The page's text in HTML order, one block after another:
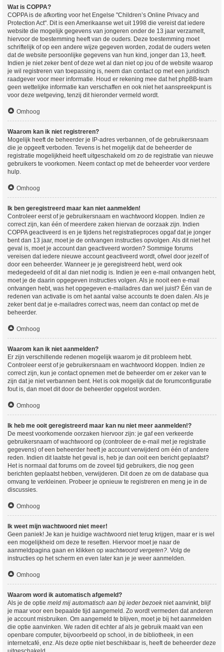
Wat is COPPA?
COPPA is de afkorting voor het Engelse "Children’s Online Privacy and
Protection Act". Dit is een Amerikaanse wet uit 1998 die vereist dat iedere
website die mogelijk gegevens van jongeren onder de 13 jaar verzamelt,
hiervoor de toestemming heeft van de ouders. Deze toestemming moet
schriftelijk of op een andere wijze gegeven worden, zodat de ouders weten
dat de website persoonlijke gegevens van hun kind, jonger dan 13, heeft.
Indien je niet zeker bent of deze wet al dan niet op jou of de website waarop
je wil registreren van toepassing is, neem dan contact op met een juridisch
raadgever voor meer informatie. Houd er rekening mee dat het phpBB-team
geen wettelijke informatie kan verschaffen en ook niet het aanspreekpunt is
voor deze wetgeving, tenzij dit hieronder vermeld wordt.
Omhoog
Waarom kan ik niet registreren?
Mogelijk heeft de beheerder je IP-adres verbannen, of de gebruikersnaam
die je opgeeft verboden. Tevens is het mogelijk dat de beheerder de
registratie mogelijkheid heeft uitgeschakeld om zo de registratie van nieuwe
gebruikers te voorkomen. Neem contact op met de beheerder voor verdere
hulp.
Omhoog
Ik ben geregistreerd maar kan niet aanmelden!
Controleer eerst of je gebruikersnaam en wachtwoord kloppen. Indien ze
correct zijn, kan één of meerdere zaken hiervan de oorzaak zijn. Indien
COPPA geactiveerd is en je tijdens het registratieproces opgaf dat je jonger
bent dan 13 jaar, moet je de ontvangen instructies opvolgen. Als dit niet het
geval is, moet je account dan geactiveerd worden? Sommige forums
vereisen dat iedere nieuwe account geactiveerd wordt, ofwel door jezelf of
door een beheerder. Wanneer je je geregistreerd hebt, werd ook
medegedeeld of dit al dan niet nodig is. Indien je een e-mail ontvangen hebt,
moet je de daarin opgegeven instructies volgen. Als je nooit een e-mail
ontvangen hebt, was het opgegeven e-mailadres dan wel juist? Één van de
redenen van activatie is om het aantal valse accounts te doen dalen. Als je
zeker bent dat je e-mailadres correct was, neem dan contact op met de
beheerder.
Omhoog
Waarom kan ik niet aanmelden?
Er zijn verschillende redenen mogelijk waarom je dit probleem hebt.
Controleer eerst of je gebruikersnaam en wachtwoord kloppen. Indien ze
correct zijn, kun je contact opnemen met de beheerder om er zeker van te
zijn dat je niet verbannen bent. Het is ook mogelijk dat de forumconfiguratie
fout is, dan moet dit door de beheerder opgelost worden.
Omhoog
Ik heb me ooit geregistreerd maar kan nu niet meer aanmelden!?
De meest voorkomende oorzaken hiervoor zijn: je gaf een verkeerde
gebruikersnaam of wachtwoord op (controleer de e-mail met je registratie
gegevens) of een beheerder heeft je account verwijderd om één of andere
reden. Indien dit laatste het geval is, heb je dan ooit een bericht geplaatst?
Het is normaal dat forums om de zoveel tijd gebruikers, die nog geen
berichten geplaatst hebben, verwijderen. Dit doen ze om de database qua
omvang te verkleinen. Probeer je opnieuw te registreren en meng je in de
discussies.
Omhoog
Ik weet mijn wachtwoord niet meer!
Geen paniek! Je kan je huidige wachtwoord niet terug krijgen, maar er is wel
een mogelijkheid om deze te resetten. Hiervoor moet je naar de
aanmeldpagina gaan en klikken op wachtwoord vergeten?. Volg de
instructies op het scherm en even later kan je je weer aanmelden.
Omhoog
Waarom word ik automatisch afgemeld?
Als je de optie meld mij automatisch aan bij ieder bezoekniet aanvinkt, blijf
je maar voor een bepaalde tijd aangemeld. Zo wordt vermeden dat anderen
je account misbruiken. Om aangemeld te blijven, moet je bij het aanmelden
die optie aanvinken. We raden dit echter af als je gebruik maakt van een
openbare computer, bijvoorbeeld op school, in de bibliotheek, in een
internetcafé, enz. Als deze optie niet beschikbaar is, heeft de beheerder deze